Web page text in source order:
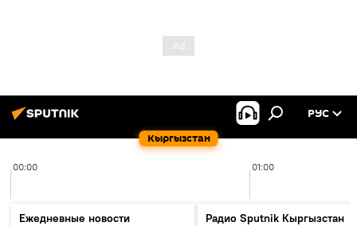
Кыргызстан
РУС
00:00 01:00
Ежедневные новости
Радио Sputnik Кыргызстан